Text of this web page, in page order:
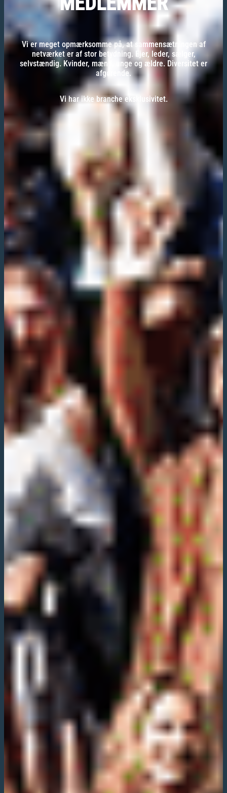
Vi er meget opmærksomme på, at sammensætningen af
netværket er af stor betydning. Ejer, leder, sælger,
selvstændig. Kvinder, mænd, unge og ældre. Diversitet er
afgørende.
Vi har ikke branche eksklusivitet.